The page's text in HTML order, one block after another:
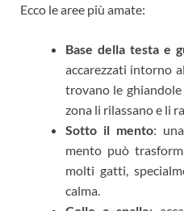
Ecco le aree più amate:
Base della testa e
accarezzati intorno
trovano le ghiandole
zona li rilassano e li
Sotto il mento:
mento può
molti gatti,
calma.